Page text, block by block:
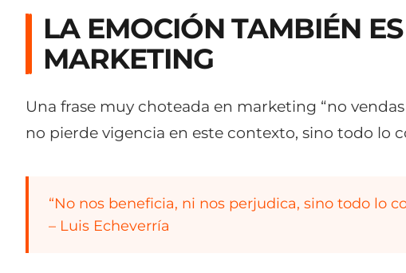
LA EMOCIÓN TAMBIÉN
MARKETING
Una frase muy choteada en marketing “no
no pierde vigencia en este contexto, sino todo lo
“No nos beneficia, ni nos perjudica, sino todo lo
– Luis Echeverría